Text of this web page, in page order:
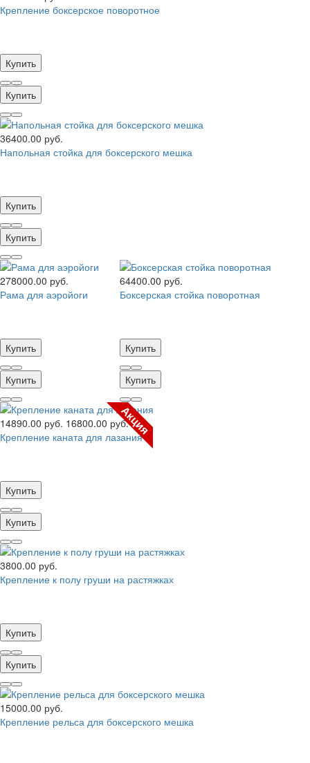
Крепление боксерское поворотное
Купить
Купить
36400.00 руб.
Напольная стойка для боксерского мешка
Купить
Купить
278000.00 руб.
Рама для аэройоги
Купить
Купить
64400.00 руб.
Боксерская стойка поворотная
Купить
Купить
Акция
14890.00 руб. 16800.00 руб.
Крепление каната для лазания
Купить
Купить
3800.00 руб.
Крепление к полу груши на растяжках
Купить
Купить
15000.00 руб.
Крепление рельса для боксерского мешка